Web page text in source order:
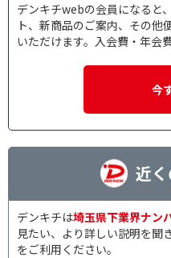
デンキチwebの会員になると
ト、新商品のご案内、その他
いただけます。入会費・年会
今
近
デンキチは埼玉県下業界ナン
見たい、より詳しい説明を聞
をご利用ください。